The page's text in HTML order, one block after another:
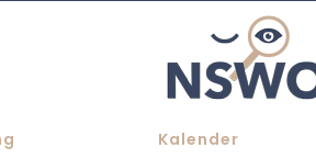
Kalender